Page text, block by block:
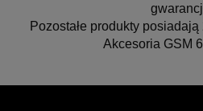
Pozostałe produkty
Akcesoria GSM